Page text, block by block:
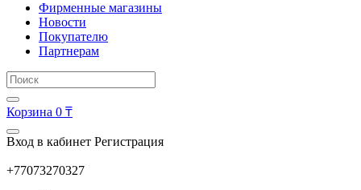
Фирменные магазины
Новости
Покупателю
Партнерам
Корзина 0 ₸
Вход в кабинет Регистрация
+77073270327